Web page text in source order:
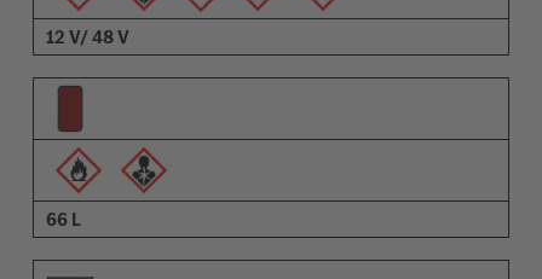
12 V/ 48 V
66 L